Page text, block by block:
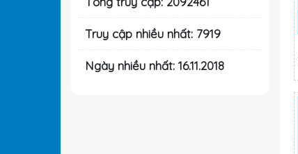
Truy cập nhiều nhất: 7919
Ngày nhiều nhất: 16.11.2018